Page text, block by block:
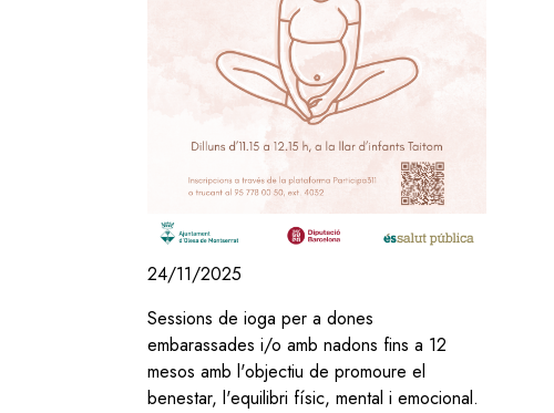
24/11/2025
Sessions de ioga per a dones
embarassades i/o amb nadons fins a 12
mesos amb l'objectiu de promoure el
benestar, l'equilibri físic, mental i emocional.